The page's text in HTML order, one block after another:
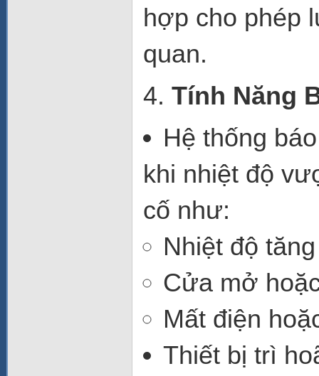
hợp cho phép
quan.
4. Tính Năng
Hệ thống
khi nhiệt độ
cố như:
Nhiệt độ
Cửa mở
Mất điện
Thiết bị trì